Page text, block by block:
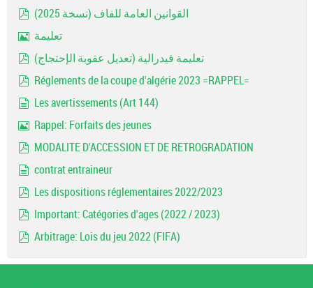
القوانين العامة للفاف (نسخة 2025)
تعليمة
تعليمة فيدرالية (تعديل عقوبة الإحتجاج)
Réglements de la coupe d'algérie 2023 =RAPPEL=
Les avertissements (Art 144)
Rappel: Forfaits des jeunes
MODALITE D'ACCESSION ET DE RETROGRADATION
contrat entraineur
Les dispositions réglementaires 2022/2023
Important: Catégories d'ages (2022 / 2023)
Arbitrage: Lois du jeu 2022 (FIFA)